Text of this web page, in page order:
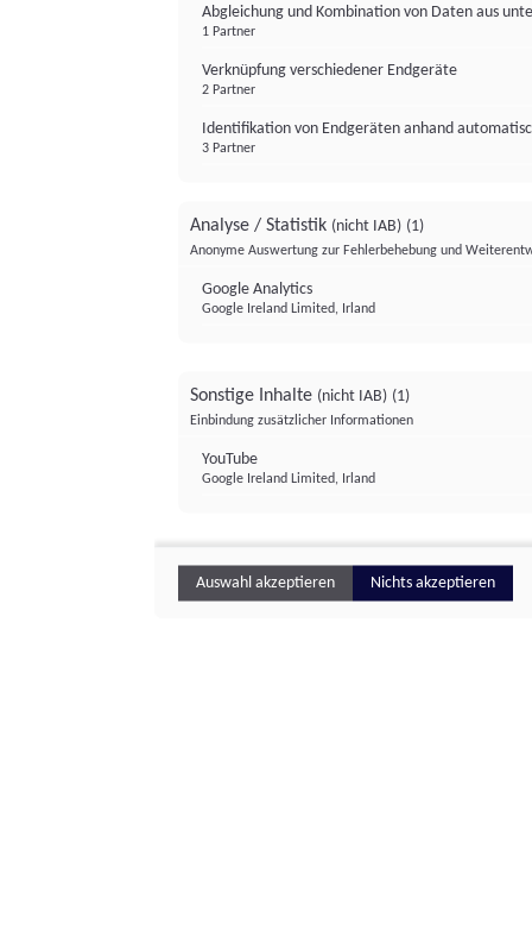
Abgleichung und Kombination von Daten aus
1 Partner
Verknüpfung verschiedener Endgeräte
2 Partner
Identifikation von Endgeräten anhand
3 Partner
Analyse / Statistik (nicht IAB) (1)
Anonyme Auswertung zur Fehlerbehebung und
Google Analytics
Google Ireland Limited, Irland
Sonstige Inhalte (nicht IAB) (1)
Einbindung zusätzlicher Informationen
YouTube
Google Ireland Limited, Irland
Auswahl akzeptieren Nichts akzeptieren